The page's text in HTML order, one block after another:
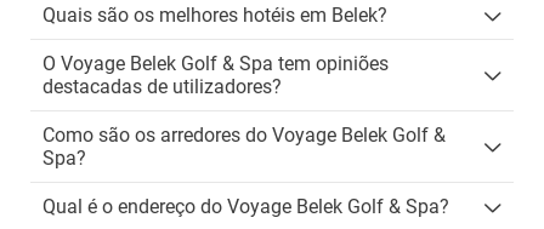
Quais são os melhores hotéis em Belek?
O Voyage Belek Golf & Spa tem opiniões
destacadas de utilizadores?
Como são os arredores do Voyage Belek Golf &
Spa?
Qual é o endereço do Voyage Belek Golf & Spa?